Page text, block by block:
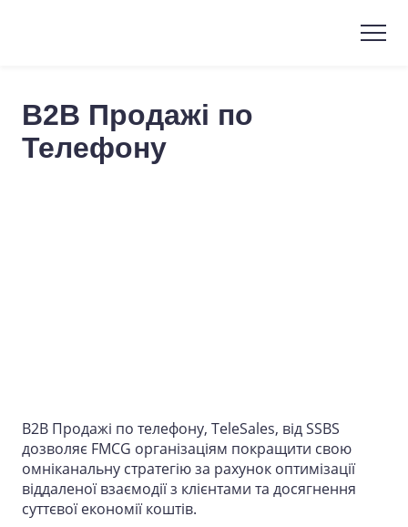
B2B Продажі по
Телефону
B2B Продажі по телефону, TeleSales, від SSBS
дозволяє FMCG організаціям покращити свою
омніканальну стратегію за рахунок оптимізації
віддаленої взаємодії з клієнтами та досягнення
суттєвої економії коштів.